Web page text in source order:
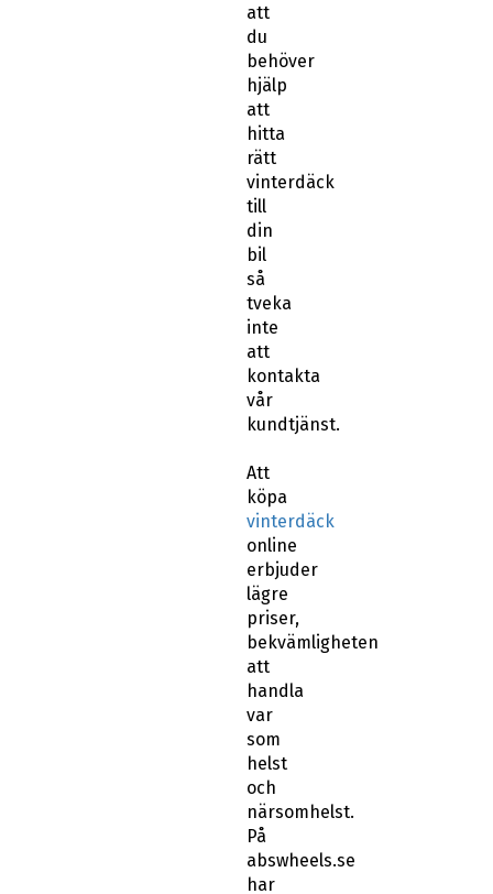
att
du
behöver
hjälp
att
hitta
rätt
vinterdäck
till
din
bil
så
tveka
inte
att
kontakta
vår
kundtjänst.
Att
köpa
vinterdäck
online
erbjuder
lägre
priser,
bekvämligheten
att
handla
var
som
helst
och
närsomhelst.
På
abswheels.se
har